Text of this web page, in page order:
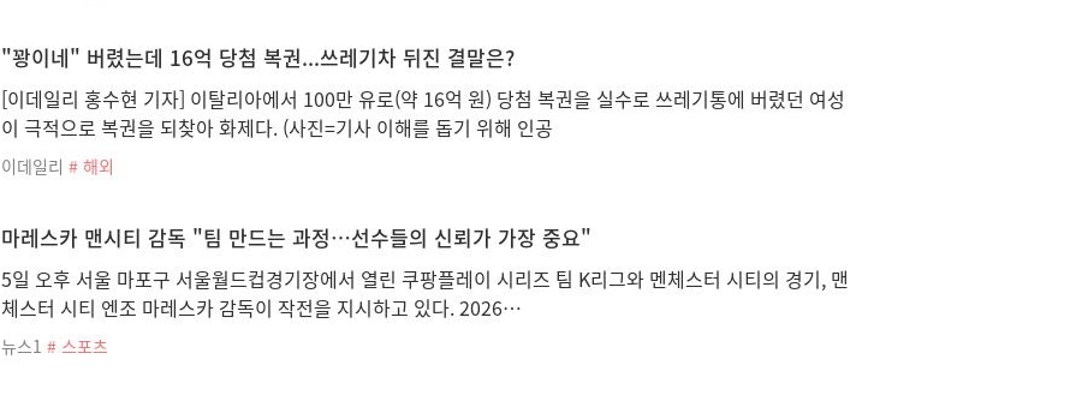
"꽝이네" 버렸는데 16억 당첨 복권...쓰레기차 뒤진 결말은?
[이데일리 홍수현 기자] 이탈리아에서 100만 유로(약 16억 원) 당첨 복권을 실수로 쓰레기통에 버렸던 여성
이 극적으로 복권을 되찾아 화제다. (사진=기사 이해를 돕기 위해 인공
이데일리 # 해외
마레스카 맨시티 감독 "팀 만드는 과정…선수들의 신뢰가 가장 중요"
5일 오후 서울 마포구 서울월드컵경기장에서 열린 쿠팡플레이 시리즈 팀 K리그와 멘체스터 시티의 경기, 맨
체스터 시티 엔조 마레스카 감독이 작전을 지시하고 있다. 2026…
뉴스1 # 스포츠